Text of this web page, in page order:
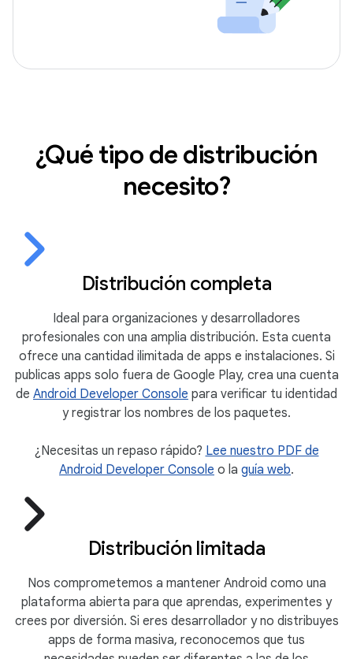
¿Qué tipo de distribución
necesito?
Distribución completa
Ideal para organizaciones y desarrolladores
profesionales con una amplia distribución. Esta cuenta
ofrece una cantidad ilimitada de apps e instalaciones. Si
publicas apps solo fuera de Google Play, crea una cuenta
de Android Developer Console para verificar tu identidad
y registrar los nombres de los paquetes.
¿Necesitas un repaso rápido? Lee nuestro PDF de
Android Developer Console o la guía web.
Distribución limitada
Nos comprometemos a mantener Android como una
plataforma abierta para que aprendas, experimentes y
crees por diversión. Si eres desarrollador y no distribuyes
apps de forma masiva, reconocemos que tus